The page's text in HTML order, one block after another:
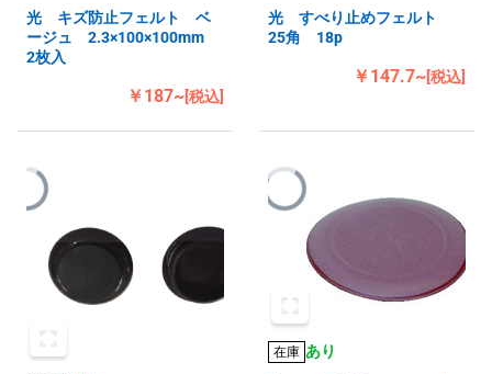
光 キズ防止フェルト ベ
ージュ 2.3×100×100mm
2枚入
￥187~[税込]
光 すべり止めフェルト
25角 18p
￥147.7~[税込]
在庫 あり